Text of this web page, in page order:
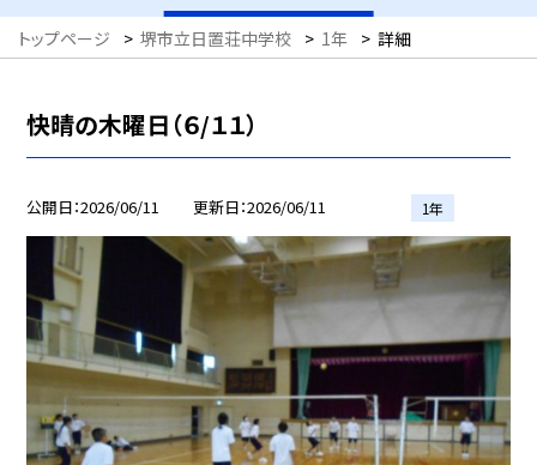
トップページ > 堺市立日置荘中学校 > 1年 > 詳細
快晴の木曜日（６/１１）
公開日 2026/06/11 更新日 2026/06/11 1年